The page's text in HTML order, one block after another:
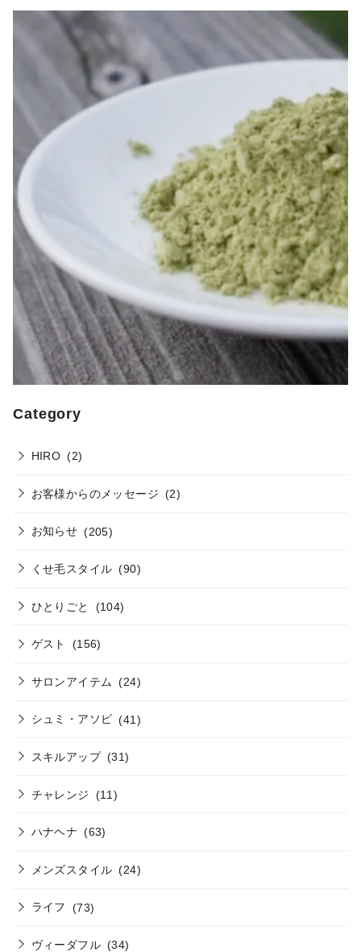
Category
HIRO (2)
お客様からのメッセージ (2)
お知らせ (205)
くせ毛スタイル (90)
ひとりごと (104)
ゲスト (156)
サロンアイテム (24)
シュミ・アソビ (41)
スキルアップ (31)
チャレンジ (11)
ハナヘナ (63)
メンズスタイル (24)
ライフ (73)
ヴィーダフル (34)